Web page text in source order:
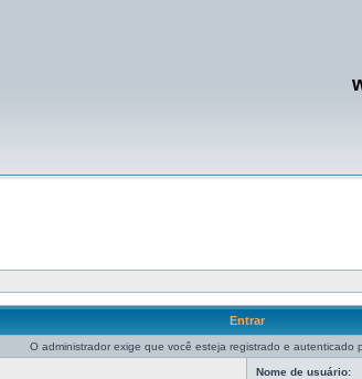
Entrar
O administrador exige que você esteja registrado e autenticado
Nome de usuário: